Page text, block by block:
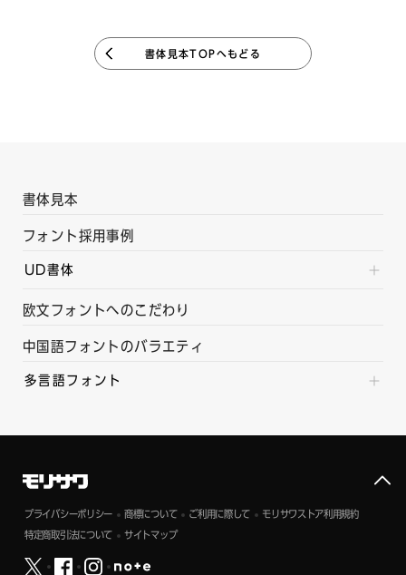
書体見本TOPへもどる
書体見本
フォント採用事例
UD書体
欧文フォントへのこだわり
中国語フォントのバラエティ
多言語フォント
プライバシーポリシー 商標について ご利用に際して モリサワストア利用規約
特定商取引法について サイトマップ